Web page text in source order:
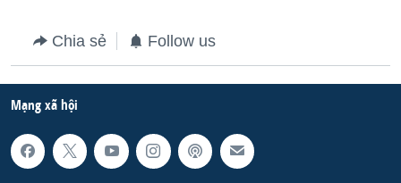
Chia sẻ Follow us
Mạng xã hội